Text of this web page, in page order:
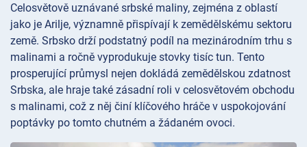
Celosvětově uznávané srbské maliny, zejména z oblastí
jako je Arilje, významně přispívají k zemědělskému sektoru
země. Srbsko drží podstatný podíl na mezinárodním trhu s
malinami a ročně vyprodukuje stovky tisíc tun. Tento
prosperující průmysl nejen dokládá zemědělskou zdatnost
Srbska, ale hraje také zásadní roli v celosvětovém obchodu
s malinami, což z něj činí klíčového hráče v uspokojování
poptávky po tomto chutném a žádaném ovoci.